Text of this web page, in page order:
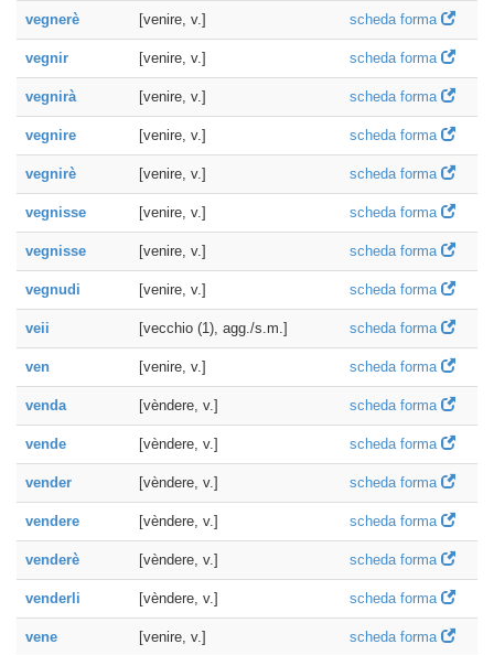
vegnerè [venire, v.] scheda forma
vegnir [venire, v.] scheda forma
vegnirà [venire, v.] scheda forma
vegnire [venire, v.] scheda forma
vegnirè [venire, v.] scheda forma
vegnisse [venire, v.] scheda forma
vegnisse [venire, v.] scheda forma
vegnudi [venire, v.] scheda forma
veii [vecchio (1), agg./s.m.] scheda forma
ven [venire, v.] scheda forma
venda [vèndere, v.] scheda forma
vende [vèndere, v.] scheda forma
vender [vèndere, v.] scheda forma
vendere [vèndere, v.] scheda forma
venderè [vèndere, v.] scheda forma
venderli [vèndere, v.] scheda forma
vene [venire, v.] scheda forma